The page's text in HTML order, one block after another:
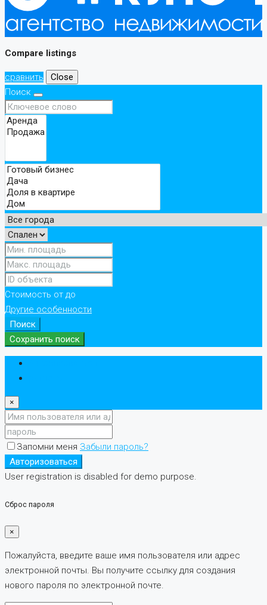
Compare listings
сравнить
Close
Поиск
Стоимость от до
Другие особенности
Поиск
Сохранить поиск
×
Запомни меня Забыли пароль?
Авторизоваться
User registration is disabled for demo purpose.
Сброс пароля
×
Пожалуйста, введите ваше имя пользователя или адрес
электронной почты. Вы получите ссылку для создания
нового пароля по электронной почте.